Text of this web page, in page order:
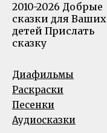
2010-2026 Добрые
сказки для Ваших
детей Прислать
сказку
Диафильмы
Раскраски
Песенки
Аудиосказки